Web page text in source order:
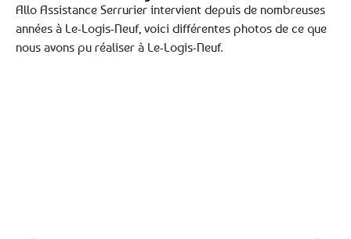
Allo Assistance Serrurier intervient depuis de nombreuses
années à Le-Logis-Neuf, voici différentes photos de ce que
nous avons pu réaliser à Le-Logis-Neuf.